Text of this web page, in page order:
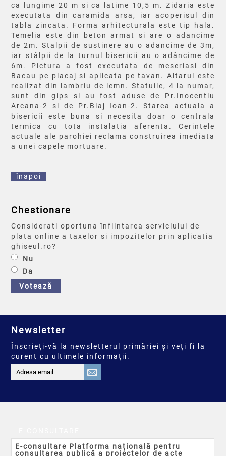
ca lungime 20 m si ca latime 10,5 m. Zidaria este
executata din caramida arsa, iar acoperisul din
tabla zincata. Forma arhitecturala este tip hala.
Temelia este din beton armat si are o adancime
de 2m. Stalpii de sustinere au o adancime de 3m,
iar stâlpii de la turnul bisericii au o adâncime de
6m. Pictura a fost executata de meseriasi din
Bacau pe placaj si aplicata pe tavan. Altarul este
realizat din lambriu de lemn. Statuile, 4 la numar,
sunt din gips si au fost aduse de Pr.Inocentiu
Arcana-2 si de Pr.Blaj Ioan-2. Starea actuala a
bisericii este buna si necesita doar o centrala
termica cu tota instalatia aferenta. Cerintele
actuale ale parohiei reclama construirea imediata
a unei capele mortuare.
înapoi
Chestionare
Considerati oportuna înfiintarea serviciului de
plata online a taxelor si impozitelor prin aplicatia
ghiseul.ro?
Nu
Da
Votează
Newsletter
Înscrieți-vă la newsletterul primăriei și veți fi la
curent cu ultimele informații.
E-consultare Platforma națională pentru
consultarea publică a proiectelor de acte